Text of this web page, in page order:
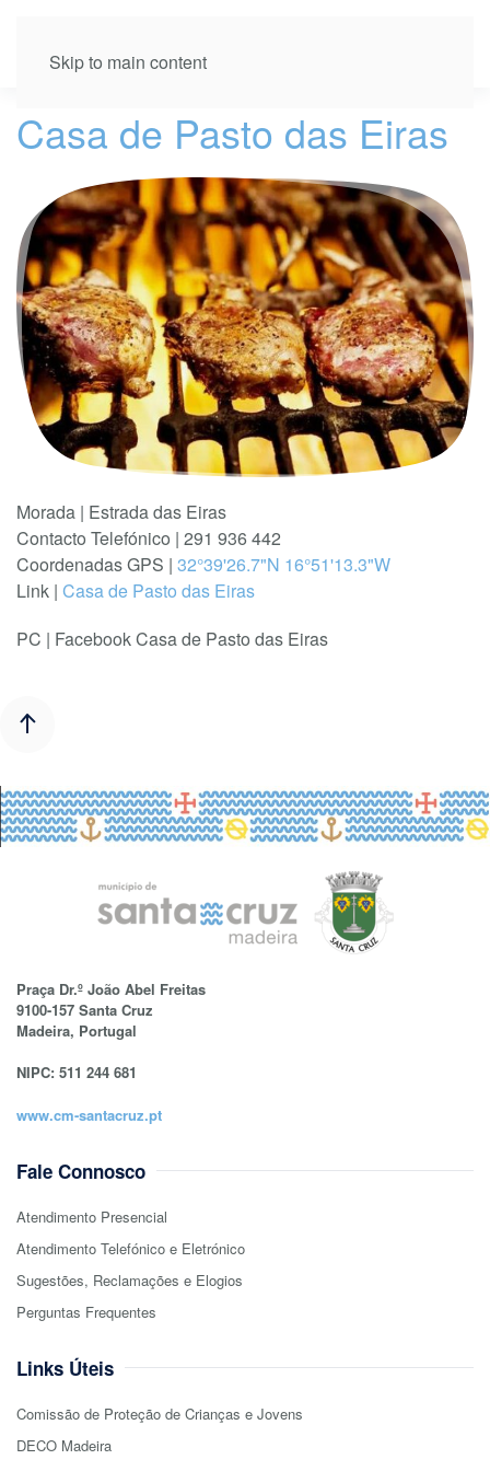
Skip to main content
Casa de Pasto das Eiras
Morada | Estrada das Eiras
Contacto Telefónico | 291 936 442
Coordenadas GPS | 32°39'26.7"N 16°51'13.3"W
Link | Casa de Pasto das Eiras
PC | Facebook Casa de Pasto das Eiras
Praça Dr.º João Abel Freitas
9100-157 Santa Cruz
Madeira, Portugal
NIPC: 511 244 681
www.cm-santacruz.pt
Fale Connosco
Atendimento Presencial
Atendimento Telefónico e Eletrónico
Sugestões, Reclamações e Elogios
Perguntas Frequentes
Links Úteis
Comissão de Proteção de Crianças e Jovens
DECO Madeira